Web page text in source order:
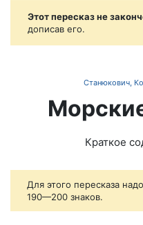
Этот пересказ не
дописав его.
Станюкович,
Краткое
Для этого пересказа
190—200 знаков.